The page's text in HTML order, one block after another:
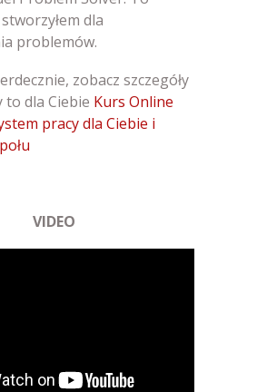
dla
problemów.
zobacz szczegóły
to dla Ciebie Kurs Online
pracy dla Ciebie i
VIDEO